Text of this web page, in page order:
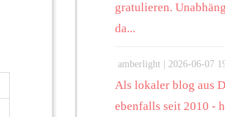
gratulieren.
da...
amberlight | 2026-06-07
Als lokaler blog aus
ebenfalls seit 2010 -